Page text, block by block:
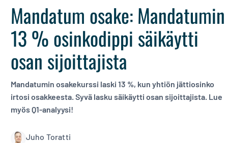
Mandatum osake: Mandatumin
13 % osinkodippi säikäytti
osan sijoittajista
Mandatumin osakekurssi laski 13 %, kun yhtiön jättiosinko
irtosi osakkeesta. Syvä lasku säikäytti osan sijoittajista. Lue
myös Q1-analyysi!
Juho Toratti